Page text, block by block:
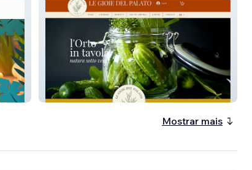
Le Gioie del Palato
Mostrar mais